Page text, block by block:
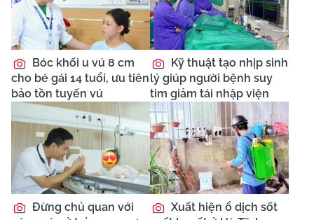
Bóc khối u vú 8 cm
cho bé gái 14 tuổi, ưu tiên
bảo tồn tuyến vú
Kỹ thuật tạo nhịp sinh
lý giúp người bệnh suy
tim giảm tái nhập viện
Đừng chủ quan với
Xuất hiện ổ dịch sốt